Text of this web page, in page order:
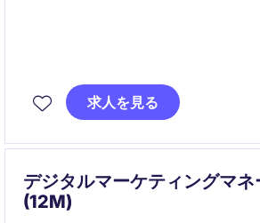
求人を見る
デジタルマーケティングマネ
(12M)